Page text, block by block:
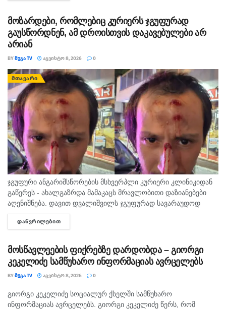
მოზარდები, რომლებიც კურიერს ჯგუფურად
გაუსწორდნენ, ამ დროისთვის დაკავებულები არ
არიან
BYᲛᲔᲒᲐ TV ᲐᲒᲕᲘᲡᲢᲝ 8, 2026 0
ᲛᲗᲐᲕᲐᲠᲘ
ჯგუფური ანგარიშსწორების მსხვერპლი კურიერი კლინიკიდან
გაწერეს - ახალგაზრდა მამაკაცს მრავლობითი დაზიანებები
აღენიშნება. დავით დვალიშვილს ჯგუფურად სავარაუდოდ
ხუთამდე მოზარდი გუშინ გაუსწორდა. ჯერ-ჯერობით
თავდამსხმელების დაკავების შესახებ ინფორმაცია არ
სამეთვალყურეო...
ᲓᲐᲬᲕᲠᲘᲚᲔᲑᲘᲗ
მოსწავლეების ფიქრებზე დარდობდა – გიორგი
კეკელიძე სამწუხარო ინფორმაციას ავრცელებს
BYᲛᲔᲒᲐ TV ᲐᲒᲕᲘᲡᲢᲝ 8, 2026 0
ᲛᲗᲐᲕᲐᲠᲘ
გიორგი კეკელიძე სოციალურ ქსელში სამწუხარო
ინფორმაციას ავრცელებს. გიორგი კეკელიძე წერს, რომ